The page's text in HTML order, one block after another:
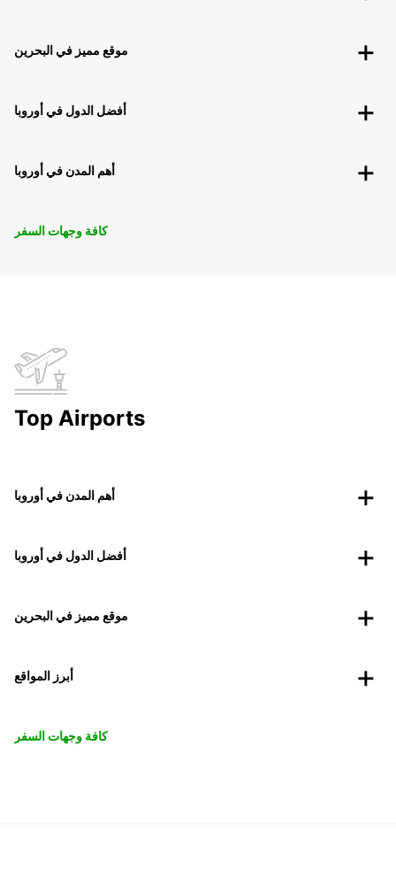
موقع مميز في البحرين
أفضل الدول في أوروبا
أهم المدن في أوروبا
كافة وجهات السفر
Top Airports
أهم المدن في أوروبا
أفضل الدول في أوروبا
موقع مميز في البحرين
أبرز المواقع
كافة وجهات السفر